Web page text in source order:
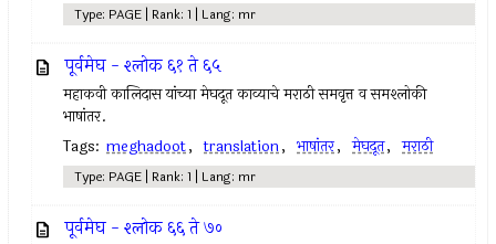
Type: PAGE | Rank: 1 | Lang: mr
पूर्वमेघ - श्लोक ६१ ते ६५
महाकवी कालिदास यांच्या मेघदूत काव्याचे मराठी समवृत्त व समश्लोकी
भाषांतर.
Tags: meghadoot, translation, भाषांतर, मेघदूत, मराठी
Type: PAGE | Rank: 1 | Lang: mr
पूर्वमेघ - श्लोक ६६ ते ७०